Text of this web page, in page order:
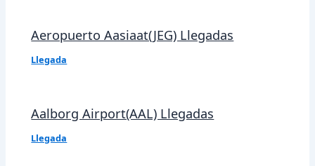
Aeropuerto Aasiaat(JEG) Llegadas
Llegada
Aalborg Airport(AAL) Llegadas
Llegada